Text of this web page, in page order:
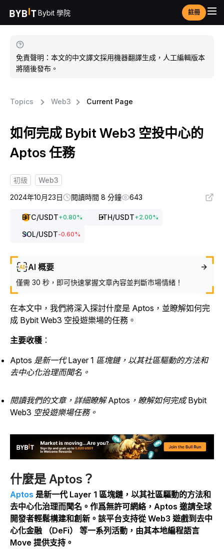
Bybit 學院 註冊
免責聲明：本文的中文譯文採用機器翻譯生成，人工編輯版本
將隨後發布。
Topics Web3 Current Page
如何完成 Bybit Web3 空投中心的
Aptos 任務
初級
Web3
2024年10月23日
閱讀時間 8 分鐘 643
BTC/USDT+0.80% ETH/USDT+2.00%
SOL/USDT-0.60%
AI 概要
僅需 30 秒，即可快速掌握文章內容並判斷市場情緒！
在本文中，我們將深入探討什麼是 Aptos，並瞭解如何完
成 Bybit Web3 空投遊樂場的任務。
主要收穫 ：
Aptos 是新一代 Layer 1 區塊鏈，以其社區驅動的方法和
去中心化治理而聞名。
閱讀我們的文章，詳細瞭解 Aptos，瞭解如何完成 Bybit
Web3 空投遊樂場任務。
什麼是 Aptos？
Aptos 是新一代 Layer 1 區塊鏈，以其社區驅動的方法和
去中心化治理而聞名。作爲無許可網絡，Aptos 邀請全球
開發者輕鬆構建和創新。該平台支持從 Web3 遊戲到去中
心化金融 （DeFi） 等一系列活動，由其本地編程語言
Move 提供支持。